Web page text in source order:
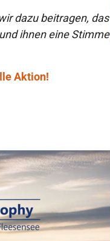
dazu beitragen, das
ihnen eine Stimme
Aktion!